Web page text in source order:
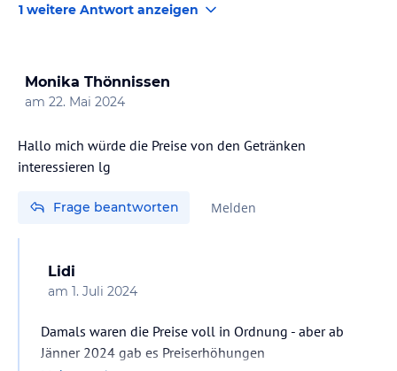
1 weitere Antwort anzeigen
Monika Thönnissen
am 22. Mai 2024
Hallo mich würde die Preise von den Getränken
interessieren lg
Frage beantworten Melden
Lidi
am 1. Juli 2024
Damals waren die Preise voll in Ordnung - aber ab
Jänner 2024 gab es Preiserhöhungen